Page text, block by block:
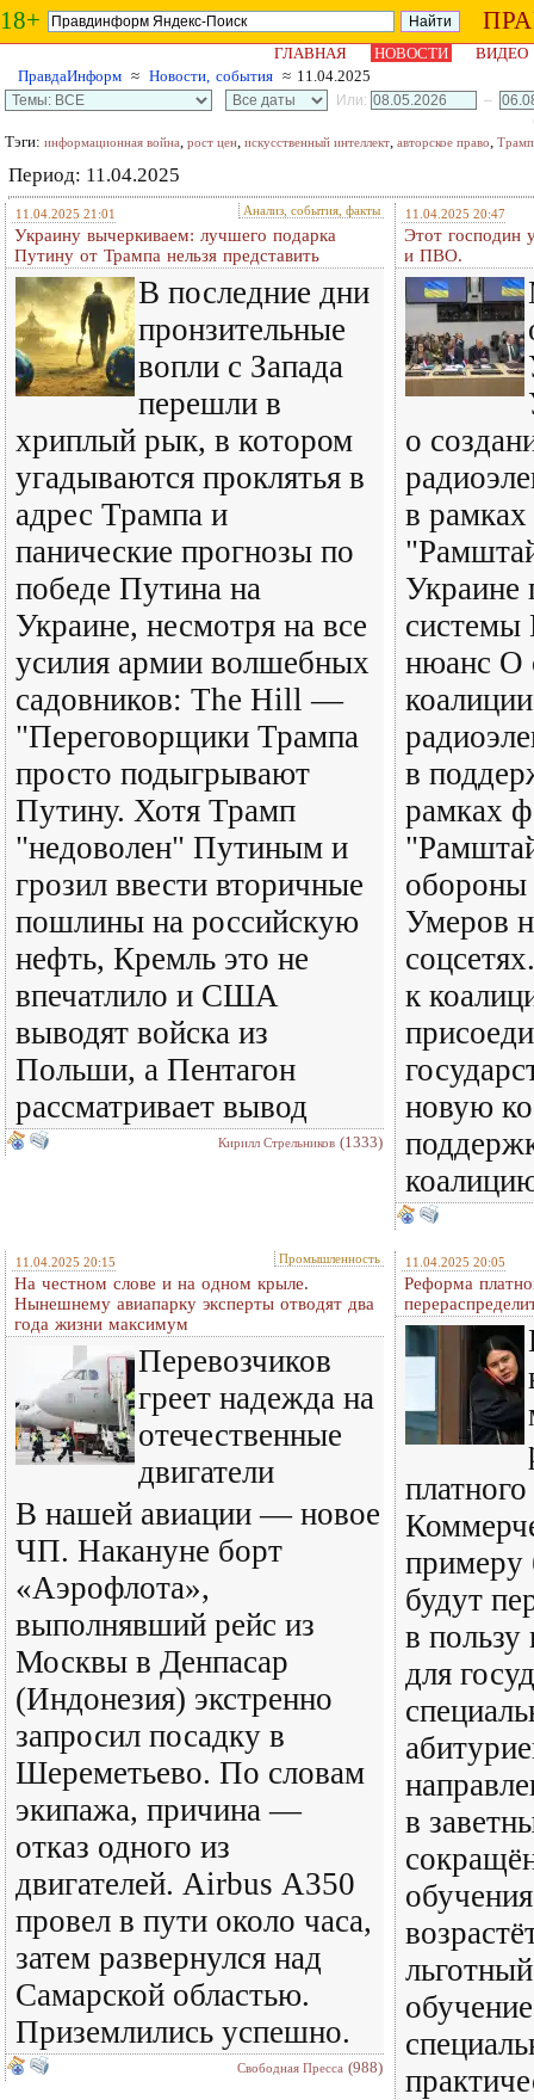
18+
ГЛАВНАЯ НОВОСТИ
ВИДЕО
ПравдаИнформ ≈ Новости, события ≈ 11.04.2025
Или:
–
Тэги: информационная война, рост цен, искусственный интеллект, авторское право, Трамп
Период: 11.04.2025
11.04.2025 21:01 Анализ, события, факты
Украину вычеркиваем: лучшего подарка
Путину от Трампа нельзя представить
В последние дни
пронзительные
вопли с Запада
перешли в
хриплый рык, в котором
угадываются проклятья в
адрес Трампа и
панические прогнозы по
победе Путина на
Украине, несмотря на все
усилия армии волшебных
садовников: The Hill —
"Переговорщики Трампа
просто подыгрывают
Путину. Хотя Трамп
"недоволен" Путиным и
грозил ввести вторичные
пошлины на российскую
нефть, Кремль это не
впечатлило и США
выводят войска из
Польши, а Пентагон
рассматривает вывод
Кирилл Стрельников (1333)
11.04.2025 20:47
Этот господин
и ПВО.
о
в
Украине
нюанс О
коалиции
в
рамках
Умеров
к
новую
11.04.2025 20:15 Промышленность
На честном слове и на одном крыле.
Нынешнему авиапарку эксперты отводят два
года жизни максимум
Перевозчиков
греет надежда на
отечественные
двигатели
В нашей авиации — новое
ЧП. Накануне борт
«Аэрофлота»,
выполнявший рейс из
Москвы в Денпасар
(Индонезия) экстренно
запросил посадку в
Шереметьево. По словам
экипажа, причина —
отказ одного из
двигателей. Airbus А350
провел в пути около часа,
затем развернулся над
Самарской областью.
Приземлились успешно.
Свободная Пресса (988)
11.04.2025 20:05
Реформа
будут
в
для
в